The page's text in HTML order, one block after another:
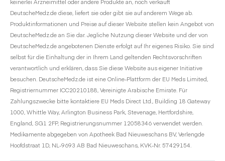
keinerlei Arzneimittel oder andere Produkte an, noch verkauft
DeutscheMedz.de diese, liefert sie oder gibt sie auf anderem Wege ab.
Produktinformationen und Preise auf dieser Website stellen kein Angebot von
DeutscheMedz.de an Sie dar. Jegliche Nutzung dieser Website und der von
DeutscheMedz.de angebotenen Dienste erfolgt auf Ihr eigenes Risiko. Sie sind
selbst für die Einhaltung der in Ihrem Land geltenden Rechtsvorschriften
verantwortlich und erklären, dass Sie diese Website aus eigener Initiative
besuchen. DeutscheMedz.de ist eine Online-Plattform der EU Meds Limited,
Registriernummer ICC20210188, Vereinigte Arabische Emirate. Für
Zahlungszwecke bitte kontaktiere EU Meds Direct Ltd., Building 18 Gateway
1000, Whittle Way, Arlington Business Park, Stevenage, Hertfordshire,
England, SG1 2FP, Registrierungsnummer 12058346 verwendet werden.
Medikamente abgegeben von Apotheek Bad Nieuweschans BV, Verlengde
Hoofdstraat 1D, NL-9693 AB Bad Nieuweschans, KVK-Nr. 57429154.